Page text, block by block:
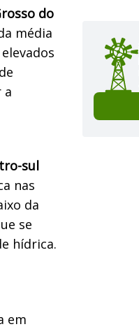
do
média
a
sul
nas
da
se
hídrica.
em